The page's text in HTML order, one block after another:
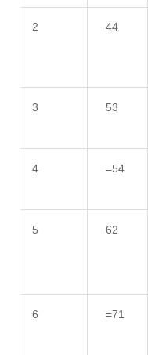
2 44
3 53
4 =54
5 62
6 =71